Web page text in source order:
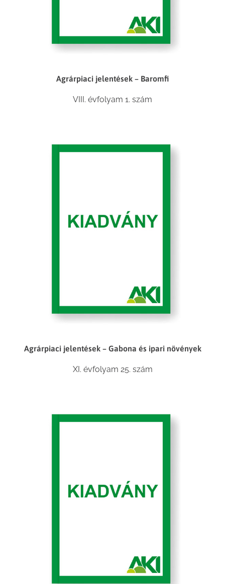
Agrárpiaci jelentések – Baromfi
VIII. évfolyam 1. szám
Agrárpiaci jelentések – Gabona és ipari növények
XI. évfolyam 25. szám